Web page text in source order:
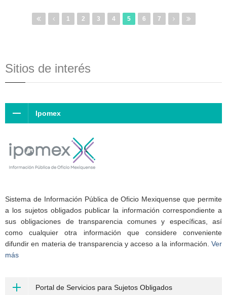
1 2 3 4 5 6 7
Sitios de interés
Ipomex
Sistema de Información Pública de Oficio Mexiquense que permite
a los sujetos obligados publicar la información correspondiente a
sus obligaciones de transparencia comunes y específicas, así
como cualquier otra información que considere conveniente
difundir en materia de transparencia y acceso a la información. Ver
más
Portal de Servicios para Sujetos Obligados